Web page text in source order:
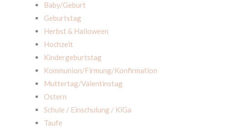
Baby/Geburt
Geburtstag
Herbst & Halloween
Hochzeit
Kindergeburtstag
Kommunion/Firmung/Konfirmation
Muttertag/Valentinstag
Ostern
Schule / Einschulung / KiGa
Taufe